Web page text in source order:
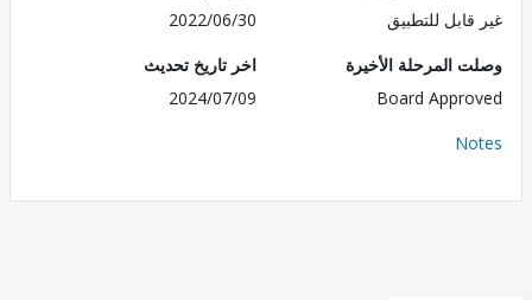
للتطبيق
2022/06/30
المرحلة الأخيرة
Board
اخر تاريخ تحديث
2024/07/09